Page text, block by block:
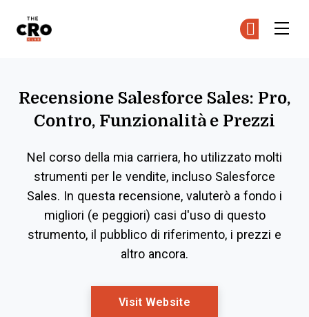
Recensione Salesforce Sales: Pro,
Contro, Funzionalità e Prezzi
Nel corso della mia carriera, ho utilizzato molti
strumenti per le vendite, incluso Salesforce
Sales. In questa recensione, valuterò a fondo i
migliori (e peggiori) casi d'uso di questo
strumento, il pubblico di riferimento, i prezzi e
altro ancora.
Visit Website